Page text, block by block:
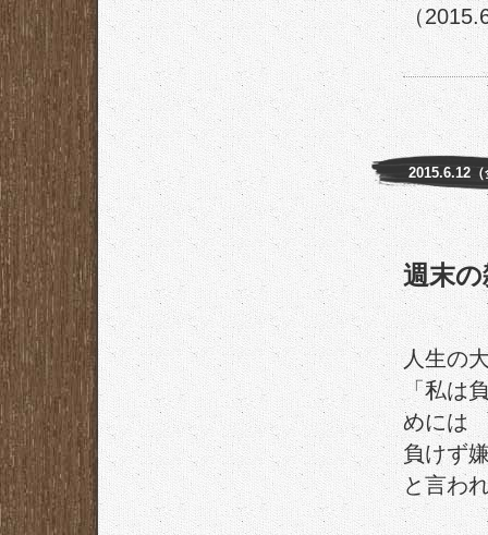
（
2015.6.12（
週末
人生の
「私は
めには
負けず
と言わ